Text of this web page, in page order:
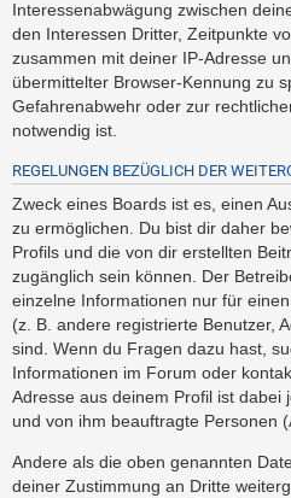
Interessenabwägung zwischen
den Interessen Dritter, Zeitpunkte
zusammen mit deiner IP-Adresse
übermittelter Browser-Kennung zu
Gefahrenabwehr oder zur
notwendig ist.
REGELUNGEN BEZÜGLICH DER
Zweck eines Boards ist es, einen
zu ermöglichen. Du bist dir daher
Profils und die von dir erstellten
zugänglich sein können. Der
einzelne Informationen nur für
(z. B. andere registrierte Benutzer,
sind. Wenn du Fragen dazu hast,
Informationen im Forum oder
Adresse aus deinem Profil ist dabei
und von ihm beauftragte Personen
Andere als die oben genannten
deiner Zustimmung an Dritte